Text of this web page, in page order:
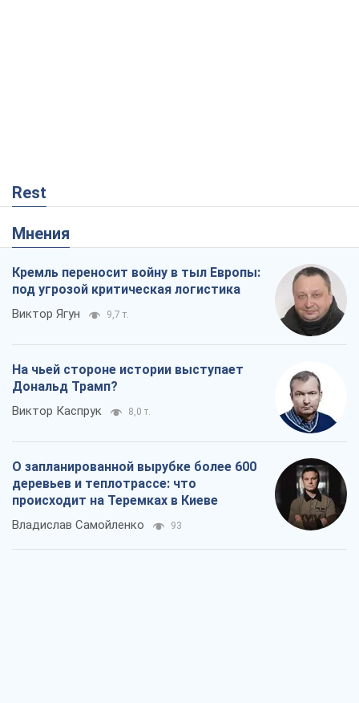
Rest
Мнения
Кремль переносит войну в тыл Европы:
под угрозой критическая логистика
Виктор Ягун 9,7 т.
На чьей стороне истории выступает
Дональд Трамп?
Виктор Каспрук 8,0 т.
О запланированной вырубке более 600
деревьев и теплотрассе: что
происходит на Теремках в Киеве
Владислав Самойленко 93